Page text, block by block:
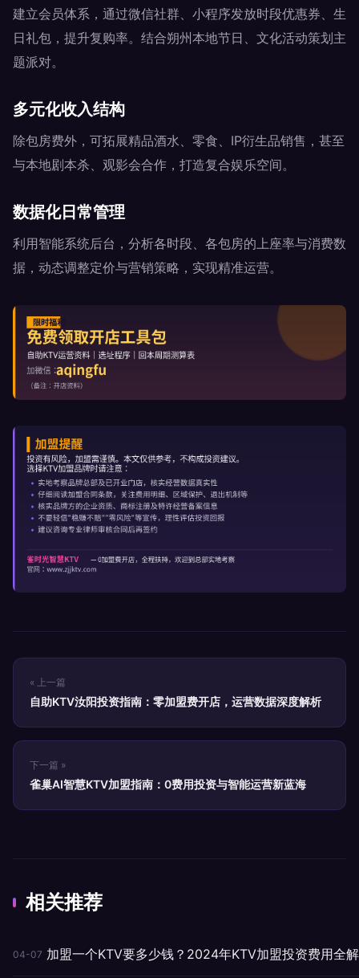
建立会员体系，通过微信社群、小程序发放时段优惠券、生
日礼包，提升复购率。结合朔州本地节日、文化活动策划主
题派对。
多元化收入结构
除包房费外，可拓展精品酒水、零食、IP衍生品销售，甚至
与本地剧本杀、观影会合作，打造复合娱乐空间。
数据化日常管理
利用智能系统后台，分析各时段、各包房的上座率与消费数
据，动态调整定价与营销策略，实现精准运营。
« 上一篇
自助KTV汝阳投资指南：零加盟费开店，运营数据深度解析
下一篇 »
雀巢AI智慧KTV加盟指南：0费用投资与智能运营新蓝海
相关推荐
04-07 加盟一个KTV要多少钱？2024年KTV加盟投资费用全